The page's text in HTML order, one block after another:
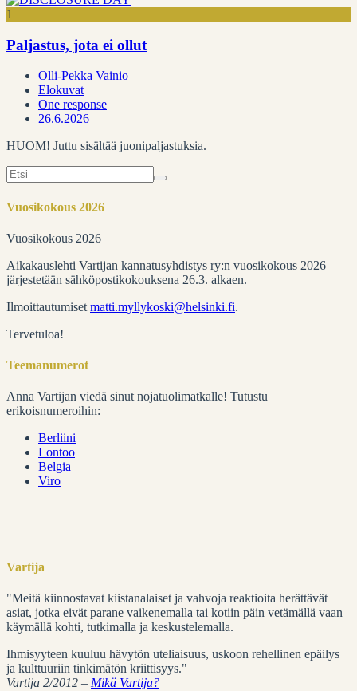
1
Paljastus, jota ei ollut
Olli-Pekka Vainio
Elokuvat
One response
26.6.2026
HUOM! Juttu sisältää juonipaljastuksia.
Search
for:
Vuosikokous 2026
Vuosikokous 2026
Aikakauslehti Vartijan kannatusyhdistys ry:n vuosikokous 2026
järjestetään sähköpostikokouksena 26.3. alkaen.
Ilmoittautumiset matti.myllykoski@helsinki.fi.
Tervetuloa!
Teemanumerot
Anna Vartijan viedä sinut nojatuolimatkalle! Tutustu
erikoisnumeroihin:
Berliini
Lontoo
Belgia
Viro
Vartija
"Meitä kiinnostavat kiistanalaiset ja vahvoja reaktioita herättävät
asiat, jotka eivät parane vaikenemalla tai kotiin päin vetämällä vaan
käymällä kohti, tutkimalla ja keskustelemalla.
Ihmisyyteen kuuluu hävytön uteliaisuus, uskoon rehellinen epäilys
ja kulttuuriin tinkimätön kriittisyys."
Vartija 2/2012 – Mikä Vartija?